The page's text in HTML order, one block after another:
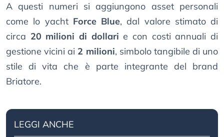
A questi numeri si aggiungono asset personali
come lo yacht Force Blue, dal valore stimato di
circa 20 milioni di dollari e con costi annuali di
gestione vicini ai 2 milioni, simbolo tangibile di uno
stile di vita che è parte integrante del brand
Briatore.
LEGGI ANCHE